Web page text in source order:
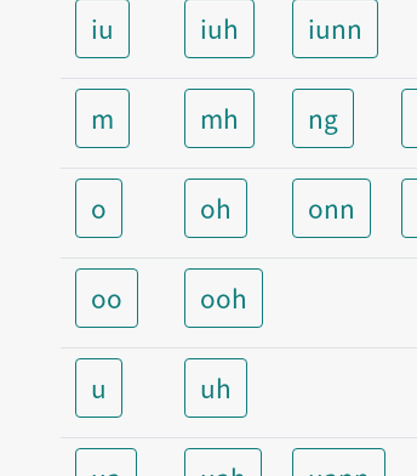
iu iuh iunn
m mh ng
o oh onn
oo ooh
u uh